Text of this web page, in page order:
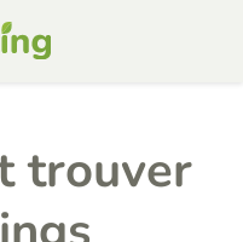
trouver